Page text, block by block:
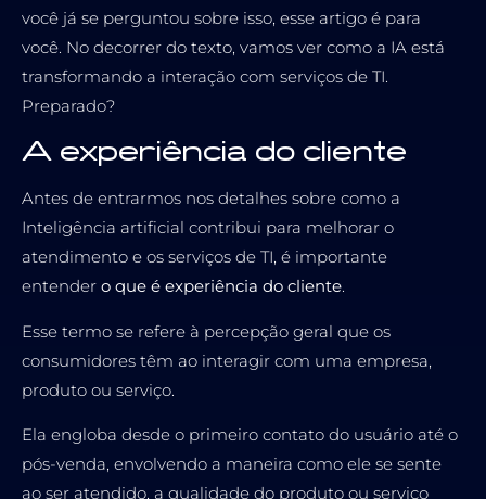
você já se perguntou sobre isso, esse artigo é para
você. No decorrer do texto, vamos ver como a IA está
transformando a interação com serviços de TI.
Preparado?
A experiência do cliente
Antes de entrarmos nos detalhes sobre como a
Inteligência artificial contribui para melhorar o
atendimento e os serviços de TI, é importante
entender o que é experiência do cliente.
Esse termo se refere à percepção geral que os
consumidores têm ao interagir com uma empresa,
produto ou serviço.
Ela engloba desde o primeiro contato do usuário até o
pós-venda, envolvendo a maneira como ele se sente
ao ser atendido, a qualidade do produto ou serviço